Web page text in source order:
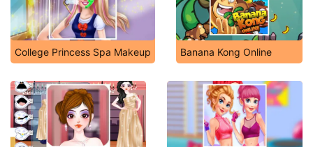
College Princess Spa Makeup Banana Kong Online